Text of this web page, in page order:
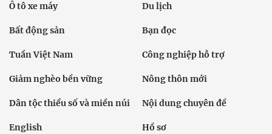
Ô tô xe máy Du lịch
Bất động sản Bạn đọc
Tuần Việt Nam Công nghiệp hỗ trợ
Giảm nghèo bền vững Nông thôn mới
Dân tộc thiểu số và miền núi Nội dung chuyên đề
English Hồ sơ